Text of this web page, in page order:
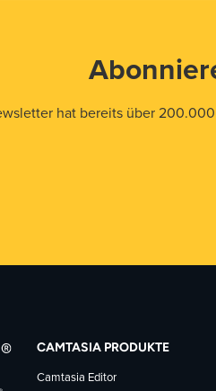
hat bereits über
CAMTASIA PRODUKTE
Camtasia Editor